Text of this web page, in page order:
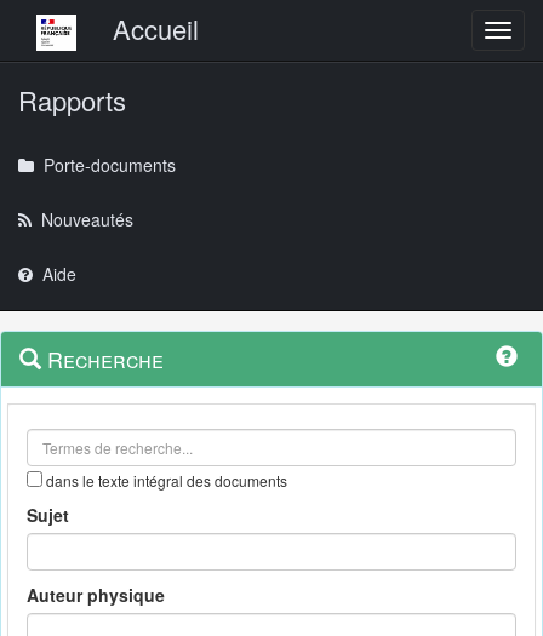
Menu principalAccueil
Rapports
Porte-documents
Nouveautés
Aide
Navigation
outils
Menu
contextuel
Recherche
dans le texte intégral des documents
Sujet
Auteur physique